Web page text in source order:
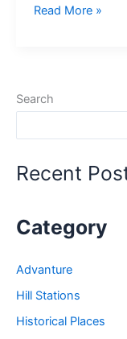
10+
जगह
Places
Read More »
Search
Recent
Category
Advanture
Hill Stations
Historical Places